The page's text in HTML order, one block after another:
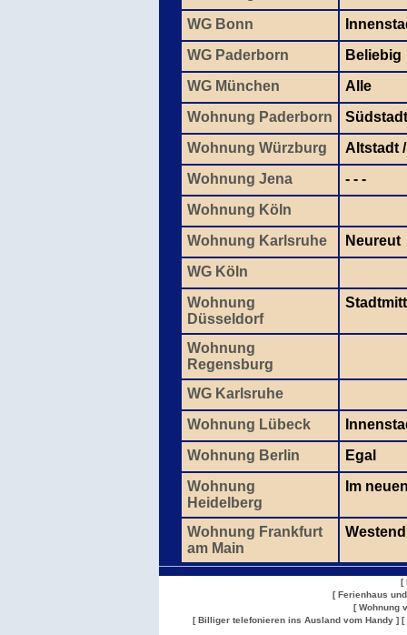
WG Bonn
WG Paderborn
Beliebig
WG München
Alle
Wohnung Paderborn
Südstadt
Wohnung Würzburg
Altstadt
Wohnung Jena
- - -
Wohnung Köln
Wohnung Karlsruhe
Neureut
WG Köln
Wohnung
Düsseldorf
Wohnung
Regensburg
WG Karlsruhe
Wohnung Lübeck
Wohnung Berlin
Egal
Wohnung
Heidelberg
Im
Wohnung Frankfurt
am Main
Westend
[
[ Ferienhaus
[ Wohnung
[ Billiger telefonieren ins Ausland vom Handy ] [